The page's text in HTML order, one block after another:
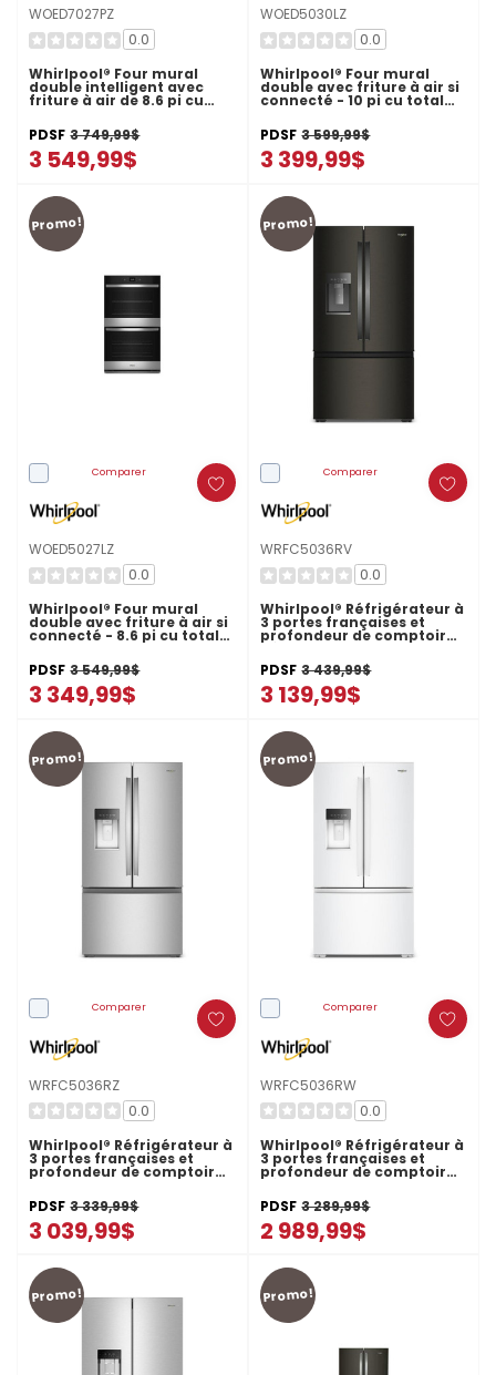
WOED7027PZ
0.0
Whirlpool® Four mural
double intelligent avec
friture à air de 8.6 pi cu
PDSF 3 749,99$
3 549,99$
WOED5030LZ
0.0
Whirlpool® Four mural
double avec friture à air si
connecté - 10 pi cu total
PDSF 3 599,99$
3 399,99$
Promo!
Comparer
WOED5027LZ
0.0
Whirlpool® Four mural
double avec friture à air si
connecté - 8.6 pi cu total
PDSF 3 549,99$
3 349,99$
Promo!
Comparer
WRFC5036RV
0.0
Whirlpool® Réfrigérateur à
3 portes françaises et
profondeur de comptoir
véritable de 36 po - 23.4 pi
cu WRFC5036RV
PDSF 3 439,99$
3 139,99$
Promo!
Comparer
WRFC5036RZ
0.0
Whirlpool® Réfrigérateur à
3 portes françaises et
profondeur de comptoir
véritable de 36 po - 23.4 pi
cu WRFC5036RZ
PDSF 3 339,99$
3 039,99$
Promo!
Comparer
WRFC5036RW
0.0
Whirlpool® Réfrigérateur à
3 portes françaises et
profondeur de comptoir
véritable de 36 po - 23.4 pi
cu WRFC5036RW
PDSF 3 289,99$
2 989,99$
Promo! Promo!